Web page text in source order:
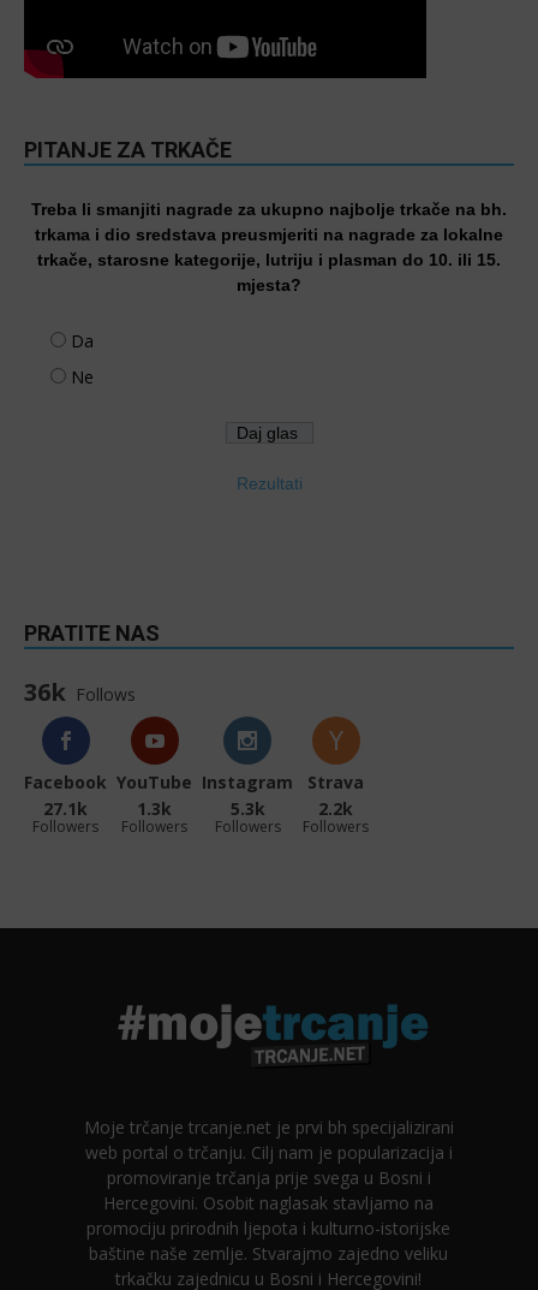
PITANJE ZA TRKAČE
Treba li smanjiti nagrade za ukupno najbolje trkače na bh.
trkama i dio sredstava preusmjeriti na nagrade za lokalne
trkače, starosne kategorije, lutriju i plasman do 10. ili 15.
mjesta?
Da
Ne
Rezultati
PRATITE NAS
36k Follows
Facebook
27.1k
Followers
YouTube
1.3k
Followers
Instagram
5.3k
Followers
Strava
2.2k
Followers
Moje trčanje trcanje.net je prvi bh specijalizirani
web portal o trčanju. Cilj nam je popularizacija i
promoviranje trčanja prije svega u Bosni i
Hercegovini. Osobit naglasak stavljamo na
promociju prirodnih ljepota i kulturno-istorijske
baštine naše zemlje. Stvarajmo zajedno veliku
trkačku zajednicu u Bosni i Hercegovini!